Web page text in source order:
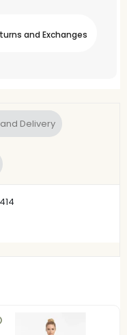
and Exchanges
Delivery